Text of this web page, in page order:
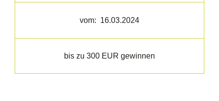
vom: 16.03.2024
bis zu 300 EUR gewinnen